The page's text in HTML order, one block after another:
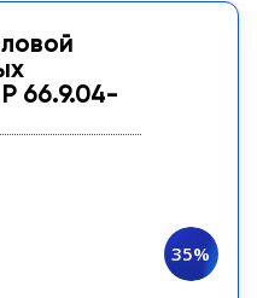
66.9.04-
35%